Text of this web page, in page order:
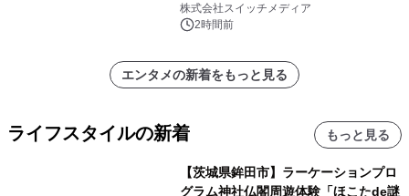
株式会社スイッチメディア
2時間前
エンタメの新着をもっと見る
ライフスタイルの新着 もっと見る
【茨城県鉾田市】ラーケーションプロ
グラム神社仏閣周遊体験「ほこたde謎